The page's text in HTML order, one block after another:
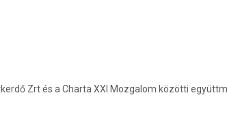
Zrt és a Charta XXI Mozgalom közötti